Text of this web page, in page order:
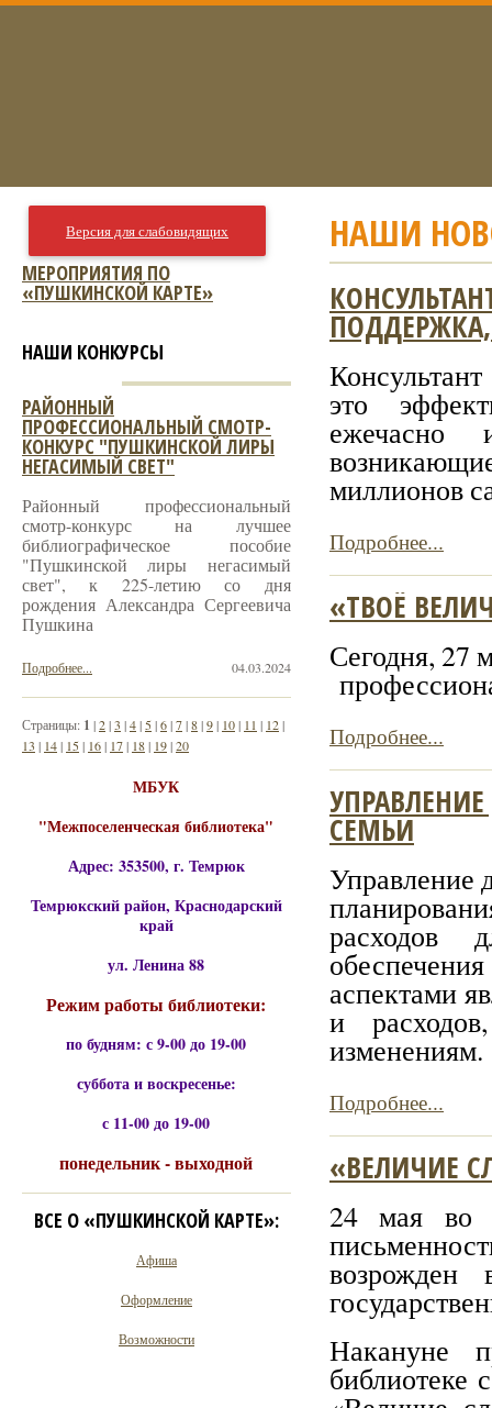
НАШИ
это
ежечасно
миллионов
Подробнее...
«ТВОЁ
Сегодня, 27
Подробнее...
СЕМЬИ
Управление
расходов
аспектами
и
изменениям.
Подробнее...
«ВЕЛИЧИЕ
24 мая во
Накануне
библиотеке
Версия для слабовидящих
МЕРОПРИЯТИЯ ПО
«ПУШКИНСКОЙ КАРТЕ»
НАШИ КОНКУРСЫ
РАЙОННЫЙ
ПРОФЕССИОНАЛЬНЫЙ СМОТР-
КОНКУРС "ПУШКИНСКОЙ ЛИРЫ
НЕГАСИМЫЙ СВЕТ"
Районный профессиональный
смотр-конкурс на лучшее
библиографическое пособие
"Пушкинской лиры негасимый
свет", к 225-летию со дня
рождения Александра Сергеевича
Пушкина
04.03.2024
Подробнее...
Страницы: 1 |2|3 |4| 5|6|7|8|9| 10| 11 | 12|
13 | 14| 15| 16| 17| 18| 19|20
МБУК
"Межпоселенческая библиотека"
Адрес: 353500, г. Темрюк
Темрюкский район, Краснодарский
край
ул. Ленина 88
Режим работы библиотеки:
по будням: с 9-00 до 19-00
суббота и воскресенье:
с 11-00 до 19-00
понедельник - выходной
ВСЕ О «ПУШКИНСКОЙ КАРТЕ»:
Афиша
Оформление
Возможности